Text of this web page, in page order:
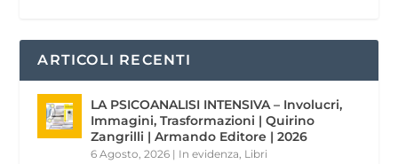
ARTICOLI RECENTI
LA PSICOANALISI INTENSIVA – Involucri,
Immagini, Trasformazioni | Quirino
Zangrilli | Armando Editore | 2026
6 Agosto, 2026 | In evidenza Libri